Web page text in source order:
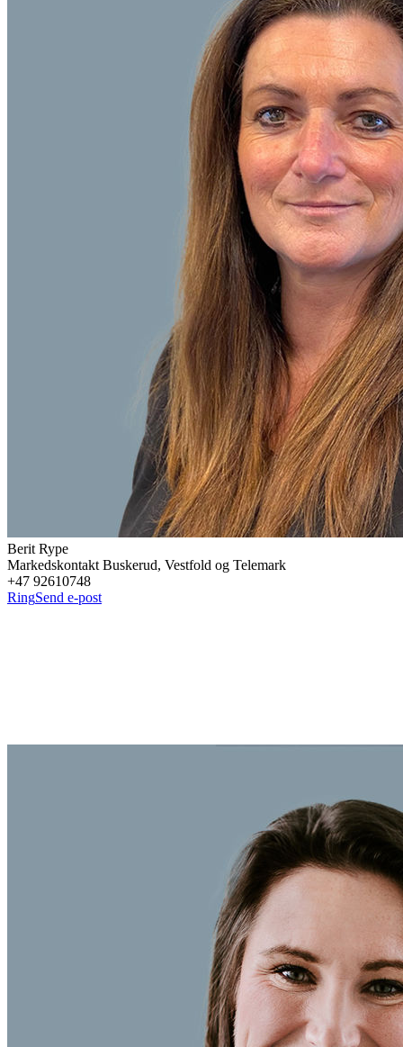
Berit Rype
Markedskontakt Buskerud, Vestfold og Telemark
+47 92610748
RingSend e-post